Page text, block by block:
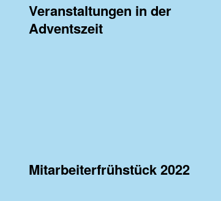
Veranstaltungen in der
Adventszeit
Mitarbeiterfrühstück 2022